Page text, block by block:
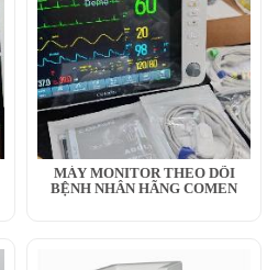
MÁY MONITOR THEO DÕI
BỆNH NHÂN HÃNG COMEN